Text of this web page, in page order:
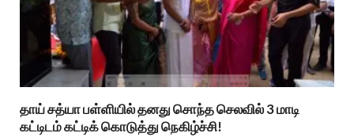
தாய் சத்யா பள்ளியில் தனது சொந்த செலவில் 3 மாடி
கட்டிடம் கட்டிக் கொடுத்து நெகிழ்ச்சி!